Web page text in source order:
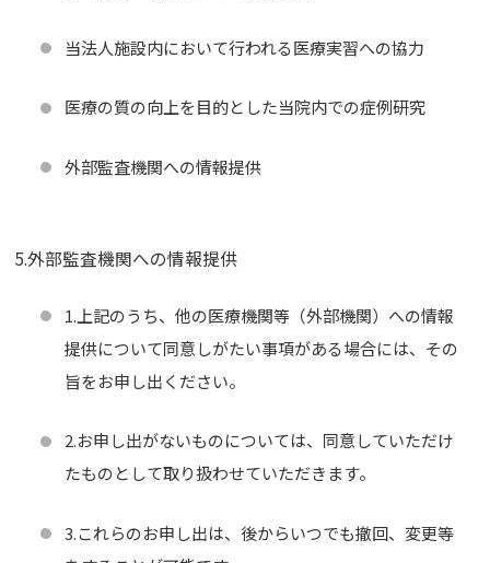
当法人施設内において行われる医療実習への協力
医療の質の向上を目的とした当院内での症例研究
外部監査機関への情報提供
5.外部監査機関への情報提供
1.上記のうち、他の医療機関等（外部機関）への情報
提供について同意しがたい事項がある場合には、その
旨をお申し出ください。
2.お申し出がないものについては、同意していただけ
たものとして取り扱わせていただきます。
3.これらのお申し出は、後からいつでも撤回、変更等